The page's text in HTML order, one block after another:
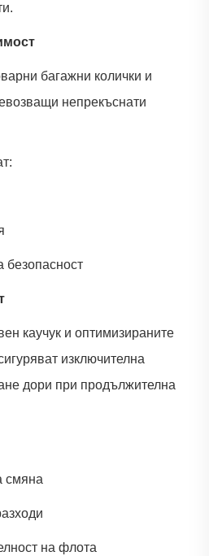
багажни колички и
непрекъснати
безопасност
каучук и оптимизираните
изключителна
дори при продължителна
смяна
на флота